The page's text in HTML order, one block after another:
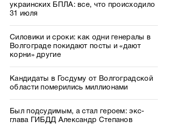
украинских БПЛА: все, что происходило
31 июля
Силовики и сроки: как одни генералы в
Волгограде покидают посты и «дают
корни» другие
Кандидаты в Госдуму от Волгоградской
области померились миллионами
Был подсудимым, а стал героем: экс-
глава ГИБДД Александр Степанов